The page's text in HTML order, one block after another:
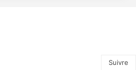
Suivre